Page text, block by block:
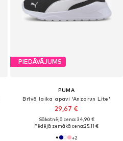
PIEDĀVĀJUMS
PUMA
Brīvā laika apavi 'Anzarun Lite'
29,67 €
Sākotnējā cena: 34,90 €
Pēdējā zemākā cena:25,11 €
+2